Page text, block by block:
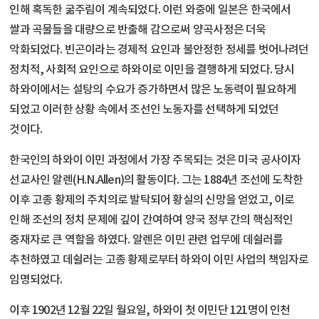
인해 혹독한 굶주림이 계속되었다. 이런 와중에 일본은 한국에서
쌀과 곡물들을 대량으로 반출해 감으로써 양곡사정은 더욱
악화되었다. 빈곤이라는 경제적 요인과 불안정한 정세를 벗어나려던
정치적, 사회적 요인으로 하와이로 이민을 결행하게 되었다. 당시
하와이에서는 설탕의 수요가 증가하면서 많은 노동력이 필요하게
되었고 이러한 상황 속에서 조선인 노동자를 선택하게 되었던
것이다.
한국인의 하와이 이민 과정에서 가장 주목되는 것은 미국 공사이자
선교사인 알렌(H.N.Allen)의 활동이다. 그는 1884년 조선에 도착한
이후 고종 황제의 주치의로 발탁되어 황실의 신망을 얻었고, 이로
인해 조선의 정치 문제에 깊이 간여하여 양국 정부 간의 핵심적인
중재자로 큰 역할을 하였다. 알렌은 이민 관련 업무에 데쉴러를
추천하였고 데쉴러는 고종 황제로부터 하와이 이민 사업의 책임자로
임명되었다.
이후 1902년 12월 22일 월요일, 하와이 첫 이민단 121명이 인천